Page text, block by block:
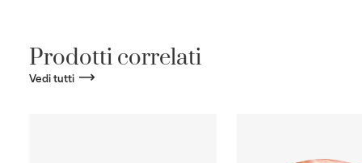
Prodotti correlati
Vedi tutti